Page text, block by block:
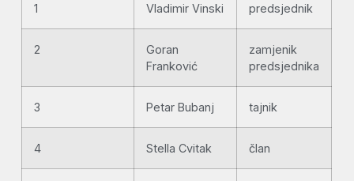
1 Vladimir Vinski predsjednik
2
Goran
Franković
zamjenik
predsjednika
3 Petar Bubanj tajnik
4 Stella Cvitak član